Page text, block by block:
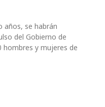
años, se habrán
del Gobierno de
hombres y mujeres de